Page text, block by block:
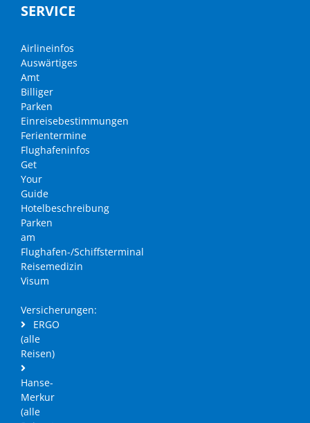
SERVICE
Airlineinfos
Auswärtiges
Amt
Billiger
Parken
Einreisebestimmungen
Ferientermine
Flughafeninfos
Get
Your
Guide
Hotelbeschreibung
Parken
am
Flughafen-/Schiffsterminal
Reisemedizin
Visum
Versicherungen:
ERGO
(alle
Reisen)
Hanse-
Merkur
(alle